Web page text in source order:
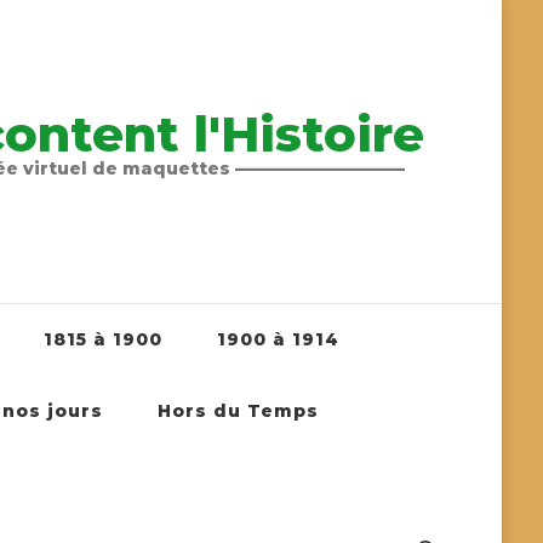
l'Histoire
virtuel de maquettes ——————————
1815 à 1900 1900 à 1914
nos jours Hors du Temps